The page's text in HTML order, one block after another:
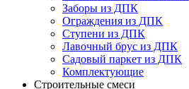
Заборы из ДПК
Ограждения из ДПК
Ступени из ДПК
Лавочный брус из ДПК
Садовый паркет из ДПК
Комплектующие
Строительные смеси